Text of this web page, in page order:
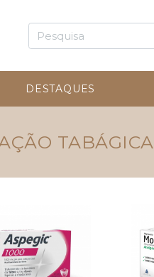
DESTAQUES
TABÁGICA